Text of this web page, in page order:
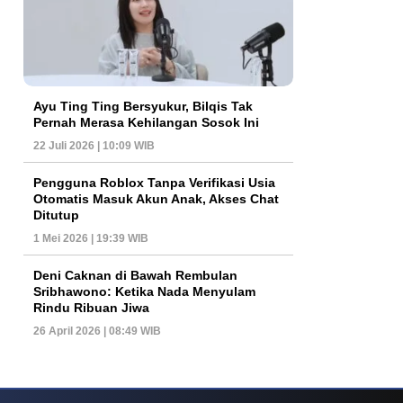
Ayu Ting Ting Bersyukur, Bilqis Tak
Pernah Merasa Kehilangan Sosok Ini
22 Juli 2026 | 10:09 WIB
Pengguna Roblox Tanpa Verifikasi Usia
Otomatis Masuk Akun Anak, Akses Chat
Ditutup
1 Mei 2026 | 19:39 WIB
Deni Caknan di Bawah Rembulan
Sribhawono: Ketika Nada Menyulam
Rindu Ribuan Jiwa
26 April 2026 | 08:49 WIB